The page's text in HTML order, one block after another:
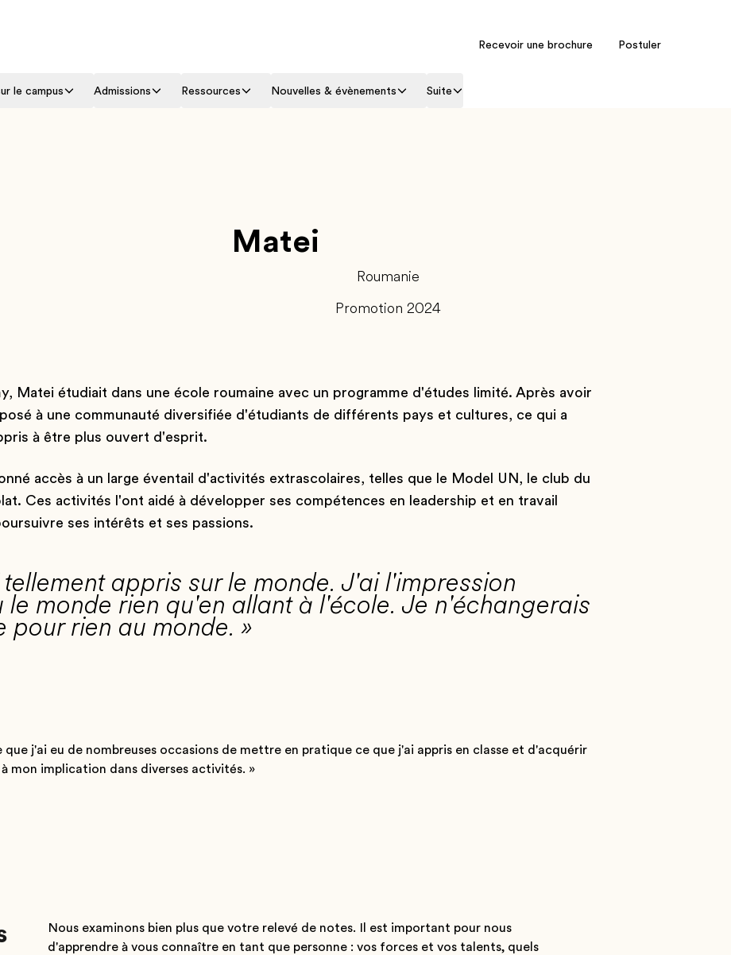
Recevoir une brochure Postuler
le campus Admissions Ressources Nouvelles & évènements Suite
Matei
Roumanie
Promotion 2024
Matei étudiait dans une école roumaine avec un programme d'études limité. Après avoir
à une communauté diversifiée d'étudiants de différents pays et cultures, ce qui a
à être plus ouvert d'esprit.
accès à un large éventail d'activités extrascolaires, telles que le Model UN, le club du
Ces activités l'ont aidé à développer ses compétences en leadership et en travail
ses intérêts et ses passions.
tellement appris sur le monde. J'ai l'impression
monde rien qu'en allant à l'école. Je n'échangerais
pour rien au monde. »
j'ai eu de nombreuses occasions de mettre en pratique ce que j'ai appris en classe et d'acquérir
mon implication dans diverses activités. »
Nous examinons bien plus que votre relevé de notes. Il est important pour nous
d'apprendre à vous connaître en tant que personne : vos forces et vos talents, quels